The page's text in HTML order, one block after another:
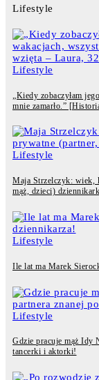
Lifestyle
Lifestyle
„Kiedy zobaczyłam
mnie zamarło.”
Lifestyle
Maja Strzelczyk: wiek,
mąż, dzieci)
Lifestyle
Ile lat ma Marek
Lifestyle
Gdzie pracuje mąż Idy
tancerki i aktorki!